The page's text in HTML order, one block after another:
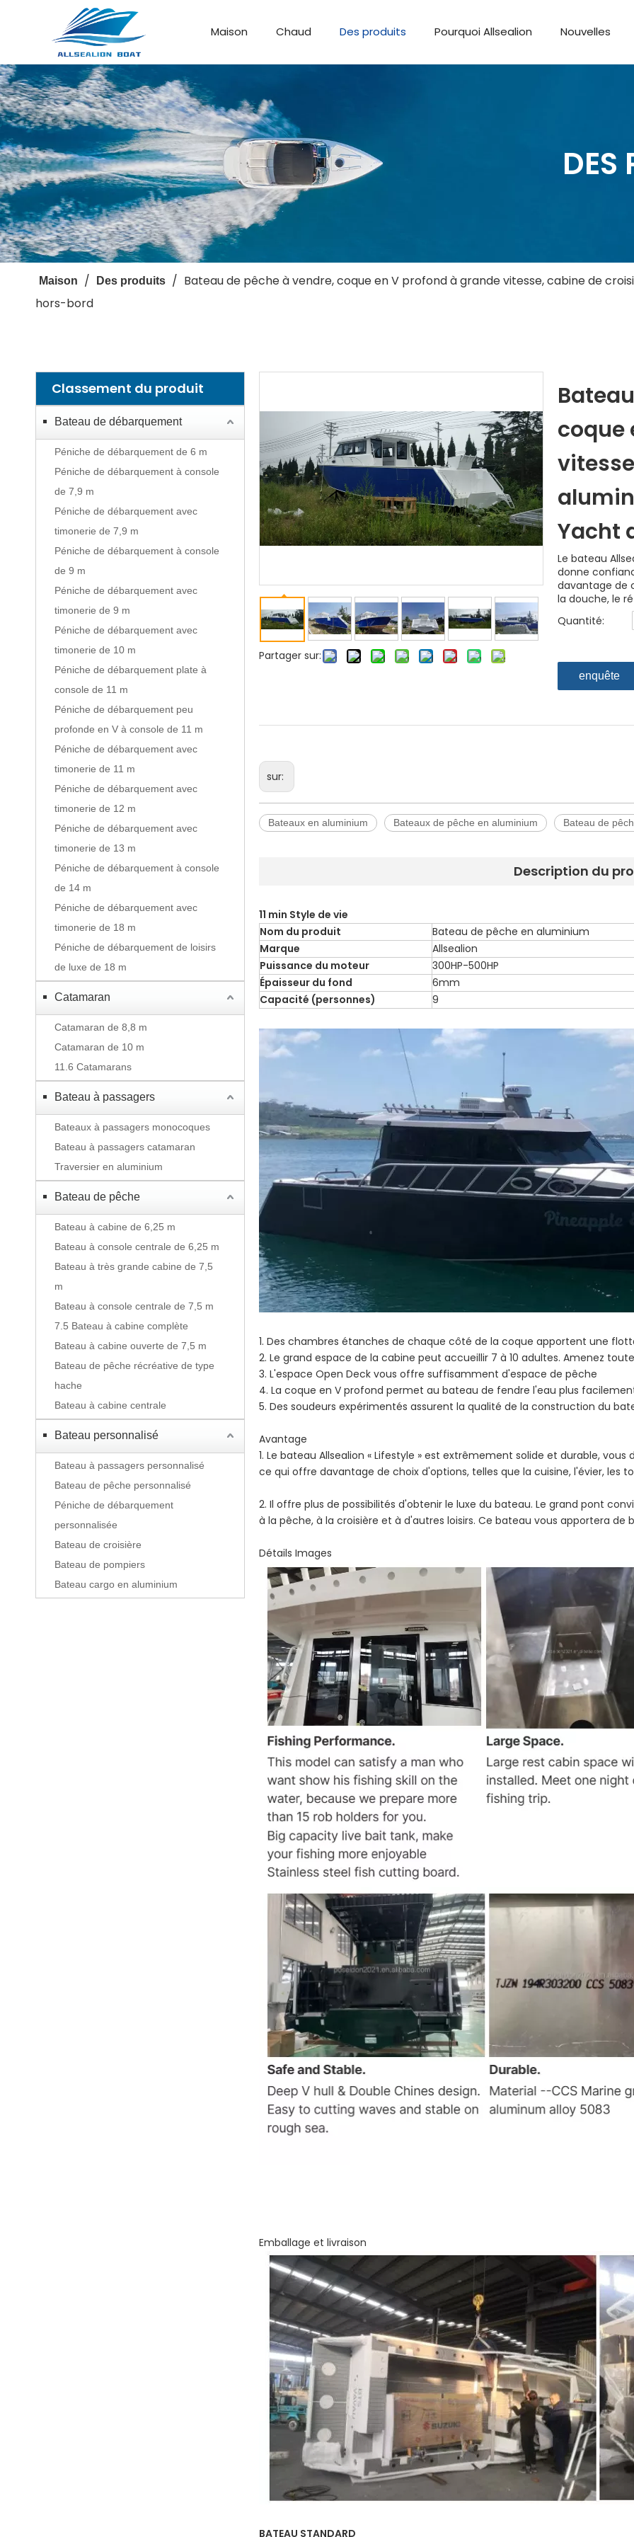
Maison Chaud Des produits Pourquoi Allsealion Nouvelles
DES
Maison / Des produits / Bateau de pêche à vendre, coque en V profond à grande vitesse, cabine de
hors-bord
Classement du produit
Bateau de débarquement
Péniche de débarquement de 6 m
Péniche de débarquement à console
de 7,9 m
Péniche de débarquement avec
timonerie de 7,9 m
Péniche de débarquement à console
de 9 m
Péniche de débarquement avec
timonerie de 9 m
Péniche de débarquement avec
timonerie de 10 m
Péniche de débarquement plate à
console de 11 m
Péniche de débarquement peu
profonde en V à console de 11 m
Péniche de débarquement avec
timonerie de 11 m
Péniche de débarquement avec
timonerie de 12 m
Péniche de débarquement avec
timonerie de 13 m
Péniche de débarquement à console
de 14 m
Péniche de débarquement avec
timonerie de 18 m
Péniche de débarquement de loisirs
de luxe de 18 m
Catamaran
Catamaran de 8,8 m
Catamaran de 10 m
11.6 Catamarans
Bateau à passagers
Bateaux à passagers monocoques
Bateau à passagers catamaran
Traversier en aluminium
Bateau de pêche
Bateau à cabine de 6,25 m
Bateau à console centrale de 6,25 m
Bateau à très grande cabine de 7,5
m
Bateau à console centrale de 7,5 m
7.5 Bateau à cabine complète
Bateau à cabine ouverte de 7,5 m
Bateau de pêche récréative de type
hache
Bateau à cabine centrale
Bateau personnalisé
Bateau à passagers personnalisé
Bateau de pêche personnalisé
Péniche de débarquement
personnalisée
Bateau de croisière
Bateau de pompiers
Bateau cargo en aluminium
Partager sur:
coque
Yacht
Le bateau
donne
davantage de
la douche, le
Quantité:
enquête
sur:
Bateaux en aluminium Bateaux de pêche en aluminium Bateau de
Description du
11 min Style de vie
Nom du produit
Bateau de pêche en aluminium
Marque
Allsealion
Puissance du moteur
300HP-500HP
Épaisseur du fond
6mm
Capacité (personnes)
9
1. Des chambres étanches de chaque côté de la coque apportent une
2. Le grand espace de la cabine peut accueillir 7 à 10 adultes. Amenez
3. L'espace Open Deck vous offre suffisamment d'espace de pêche
4. La coque en V profond permet au bateau de fendre l'eau plus
5. Des soudeurs expérimentés assurent la qualité de la construction du
Avantage
1. Le bateau Allsealion « Lifestyle » est extrêmement solide et durable,
ce qui offre davantage de choix d'options, telles que la cuisine, l'évier, les
2. Il offre plus de possibilités d'obtenir le luxe du bateau. Le grand pont
à la pêche, à la croisière et à d'autres loisirs. Ce bateau vous apportera de
Détails Images
Emballage et livraison
BATEAU STANDARD